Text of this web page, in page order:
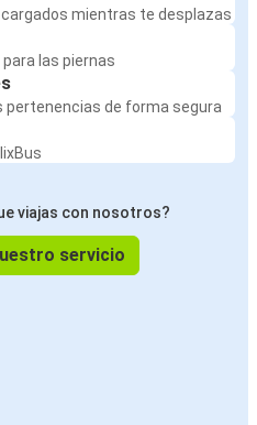
mientras te desplazas
las piernas
pertenencias de forma segura
viajas con nosotros?
servicio